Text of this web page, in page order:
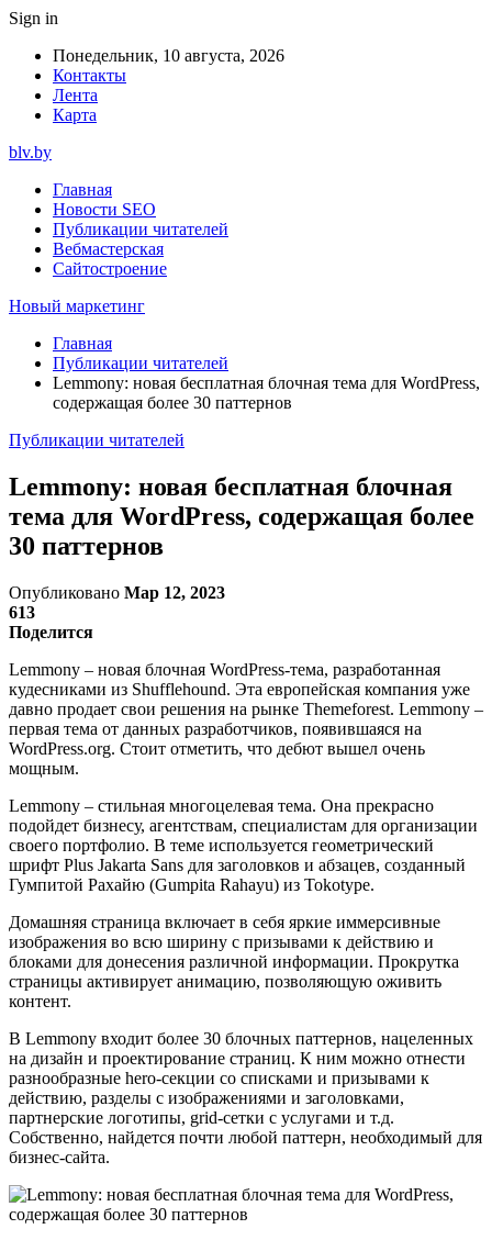
Sign in
Понедельник, 10 августа, 2026
Контакты
Лента
Карта
blv.by
Главная
Новости SEO
Публикации читателей
Вебмастерская
Сайтостроение
Новый маркетинг
Главная
Публикации читателей
Lemmony: новая бесплатная блочная тема для WordPress,
содержащая более 30 паттернов
Публикации читателей
Lemmony: новая бесплатная блочная
тема для WordPress, содержащая более
30 паттернов
Опубликовано Мар 12, 2023
613
Поделится
Lemmony – новая блочная WordPress-тема, разработанная
кудесниками из Shufflehound. Эта европейская компания уже
давно продает свои решения на рынке Themeforest. Lemmony –
первая тема от данных разработчиков, появившаяся на
WordPress.org. Стоит отметить, что дебют вышел очень
мощным.
Lemmony – стильная многоцелевая тема. Она прекрасно
подойдет бизнесу, агентствам, специалистам для организации
своего портфолио. В теме используется геометрический
шрифт Plus Jakarta Sans для заголовков и абзацев, созданный
Гумпитой Рахайю (Gumpita Rahayu) из Tokotype.
Домашняя страница включает в себя яркие иммерсивные
изображения во всю ширину с призывами к действию и
блоками для донесения различной информации. Прокрутка
страницы активирует анимацию, позволяющую оживить
контент.
В Lemmony входит более 30 блочных паттернов, нацеленных
на дизайн и проектирование страниц. К ним можно отнести
разнообразные hero-секции со списками и призывами к
действию, разделы с изображениями и заголовками,
партнерские логотипы, grid-сетки с услугами и т.д.
Собственно, найдется почти любой паттерн, необходимый для
бизнес-сайта.